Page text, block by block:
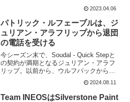
った、マーク・レンショーがHTC - High
Roadで走っていた時の写真。この2011年
には、マーク・カヴェンディシュは、2...
2023.04.06
パトリック・ルフェーブルは、ジ
ュリアン・アラフリップから退団
の電話を受ける
今シーズン末で、Soudal - Quick Stepと
の契約が満期となるジュリアン・アラフ
リップ。以前から、ウルフパックから移
籍するという噂、いや、チームに残ると
いう話など色々と飛び交っていた。だ
が、Soudal - Quick Step...
2024.08.11
Team INEOSはSilverstone Paint